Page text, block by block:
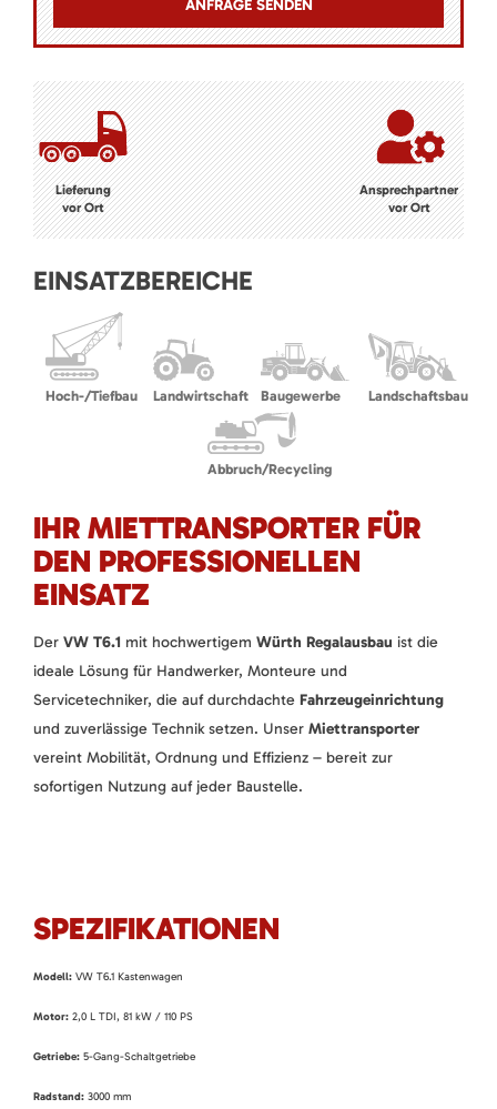
Lieferung
vor Ort
Ansprechpartner
vor Ort
EINSATZBEREICHE
Hoch-/Tiefbau Landwirtschaft Baugewerbe Landschaftsbau
Abbruch/Recycling
IHR MIETTRANSPORTER FÜR
DEN PROFESSIONELLEN
EINSATZ
Der VW T6.1 mit hochwertigem Würth Regalausbau ist die
ideale Lösung für Handwerker, Monteure und
Servicetechniker, die auf durchdachte Fahrzeugeinrichtung
und zuverlässige Technik setzen. Unser Miettransporter
vereint Mobilität, Ordnung und Effizienz – bereit zur
sofortigen Nutzung auf jeder Baustelle.
SPEZIFIKATIONEN
Modell: VW T6.1 Kastenwagen
Motor: 2,0 L TDI, 81 kW / 110 PS
Getriebe: 5-Gang-Schaltgetriebe
Radstand: 3000 mm